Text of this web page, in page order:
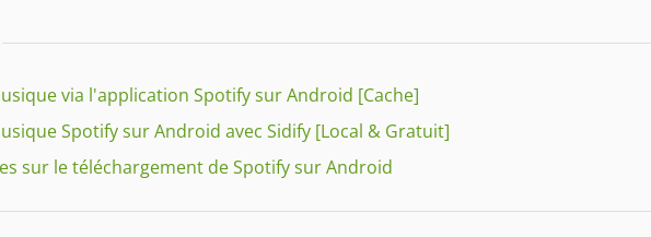
via l'application Spotify sur Android [Cache]
Spotify sur Android avec Sidify [Local & Gratuit]
sur le téléchargement de Spotify sur Android